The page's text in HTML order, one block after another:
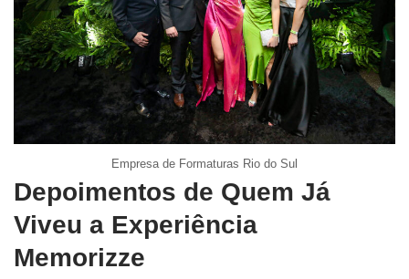
Empresa de Formaturas Rio do Sul
Depoimentos de Quem Já
Viveu a Experiência
Memorizze